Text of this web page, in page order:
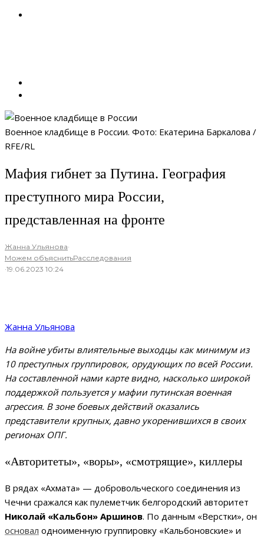
Военное кладбище в России. Фото: Екатерина Баркалова /
RFE/RL
Мафия гибнет за Путина. География
преступного мира России,
представленная на фронте
Жанна Ульянова·
Можем объяснитьРасследования
·19.06.2023 10:24
Жанна Ульянова
На войне убиты влиятельные выходцы как минимум из
10 преступных группировок, орудующих по всей России.
На составленной нами карте видно, насколько широкой
поддержкой пользуется у мафии путинская военная
агрессия. В зоне боевых действий оказались
представители крупных, давно укоренившихся в своих
регионах ОПГ.
«Авторитеты», «воры», «смотрящие», киллеры
В рядах «Ахмата» — добровольческого соединения из
Чечни сражался как пулеметчик белгородский авторитет
Николай «Кальбон» Аршинов. По данным «Верстки», он
основал одноименную группировку «Кальбоновские» и